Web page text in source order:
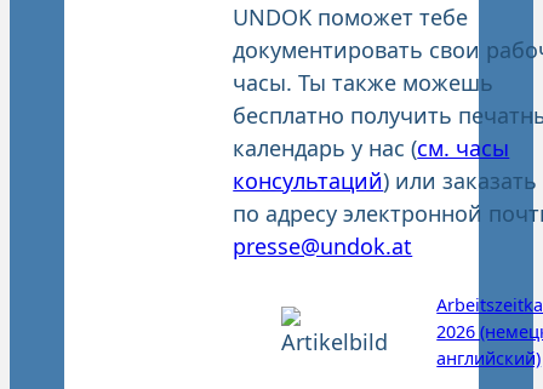
UNDOK поможет тебе
документировать свои
часы. Ты также можешь
бесплатно получить
календарь у нас (см. часы
консультаций) или заказать
по адресу электронной
presse@undok.at
2026
английский)